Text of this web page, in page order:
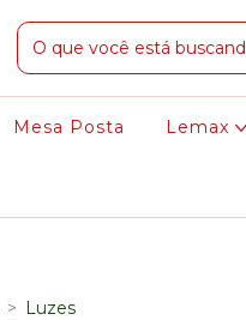
Mesa Posta Lemax
> Luzes